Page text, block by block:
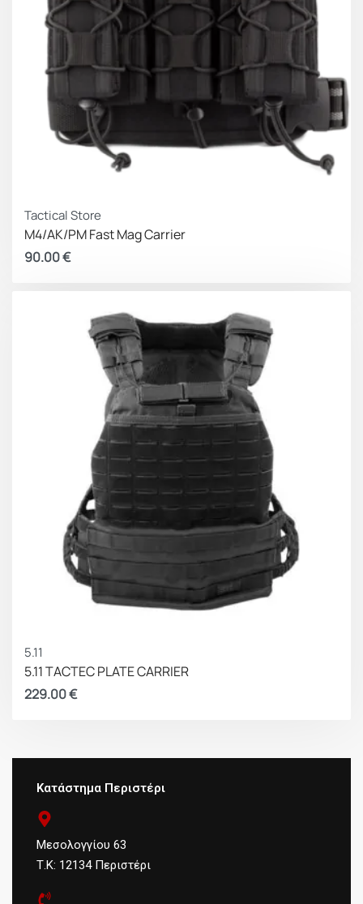
Tactical Store
M4/AK/PM Fast Mag Carrier
90.00€
5.11
5.11 TACTEC PLATE CARRIER
229.00€
Κατάστημα Περιστέρι
Μεσολογγίου 63
Τ.Κ: 12134 Περιστέρι